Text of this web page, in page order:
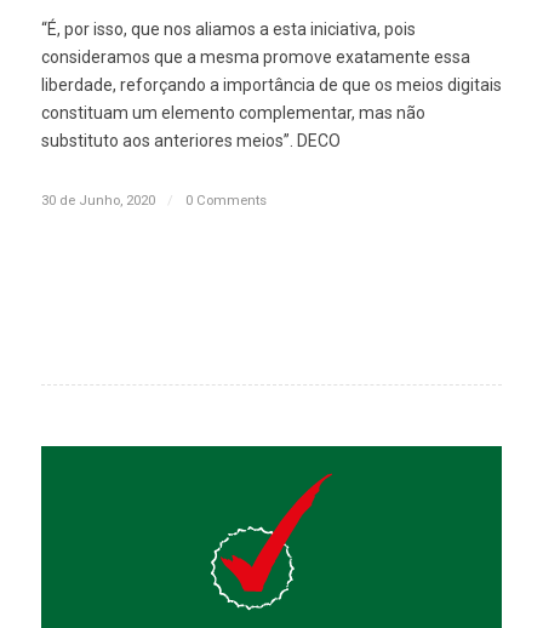
“É, por isso, que nos aliamos a esta iniciativa, pois
consideramos que a mesma promove exatamente essa
liberdade, reforçando a importância de que os meios digitais
constituam um elemento complementar, mas não
substituto aos anteriores meios”. DECO
30 de Junho, 2020 / 0 Comments